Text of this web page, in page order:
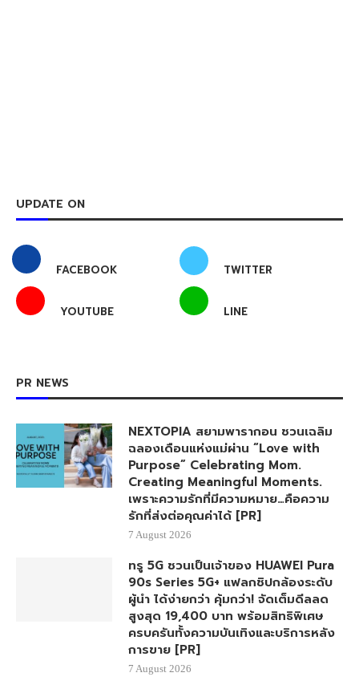
UPDATE ON
FACEBOOK TWITTER
YOUTUBE LINE
PR NEWS
NEXTOPIA สยามพารากอน ชวนเฉลิม
ฉลองเดือนแห่งแม่ผ่าน “Love with
Purpose” Celebrating Mom.
Creating Meaningful Moments.
เพราะความรักที่มีความหมาย…คือความ
รักที่ส่งต่อคุณค่าได้ [PR]
7 August 2026
ทรู 5G ชวนเป็นเจ้าของ HUAWEI Pura
90s Series 5G+ แฟลกชิปกล้องระดับ
ผู้นำ ได้ง่ายกว่า คุ้มกว่า! จัดเต็มดีลลด
สูงสุด 19,400 บาท พร้อมสิทธิพิเศษ
ครบครันทั้งความบันเทิงและบริการหลัง
การขาย [PR]
7 August 2026